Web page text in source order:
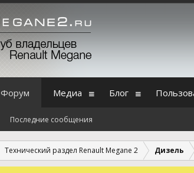
Технический раздел Renault Megane 2 Дизель
Форум
Последние сообщения
Медиа Блог